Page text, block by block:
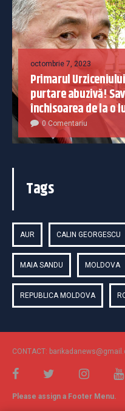
octombrie 7, 2023
Primarul
purtare abuzivă!
închisoarea de la o
0 Comentariu
Tags
AUR CALIN GEORGESCU
MAIA SANDU MOLDOVA
REPUBLICA MOLDOVA
CONTACT:
Please assign a Footer Menu.